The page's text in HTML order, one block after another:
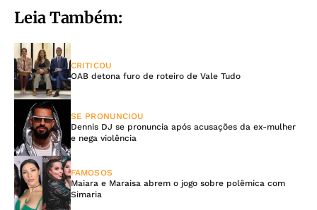
Leia Também:
CRITICOU
OAB detona furo de roteiro de Vale Tudo
SE PRONUNCIOU
Dennis DJ se pronuncia após acusações da ex-mulher
e nega violência
FAMOSOS
Maiara e Maraisa abrem o jogo sobre polêmica com
Simaria